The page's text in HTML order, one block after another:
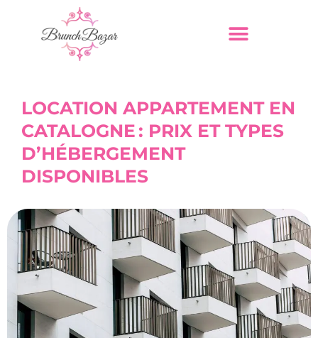
LOCATION APPARTEMENT EN
CATALOGNE : PRIX ET TYPES
D’HÉBERGEMENT
DISPONIBLES